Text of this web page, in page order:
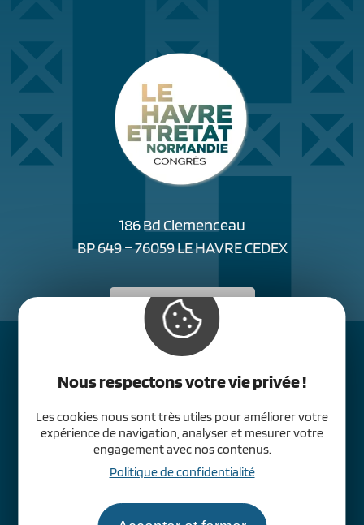
Nous respectons votre vie privée !
Les cookies nous sont très utiles pour améliorer votre
expérience de navigation, analyser et mesurer votre
engagement avec nos contenus.
Politique de confidentialité
186 Bd Clemenceau
BP 649 – 76059 LE HAVRE CEDEX
02 32 74 04 06
Nous contacter